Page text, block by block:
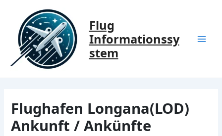
springen
Flug
Informationssy
stem
Flughafen Longana(LOD)
Ankunft / Ankünfte